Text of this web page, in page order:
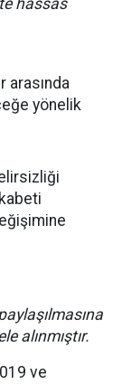
hassas
arasında
yönelik
alınmıştır.
ve